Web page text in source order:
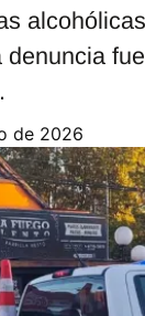
denuncia
de 2026